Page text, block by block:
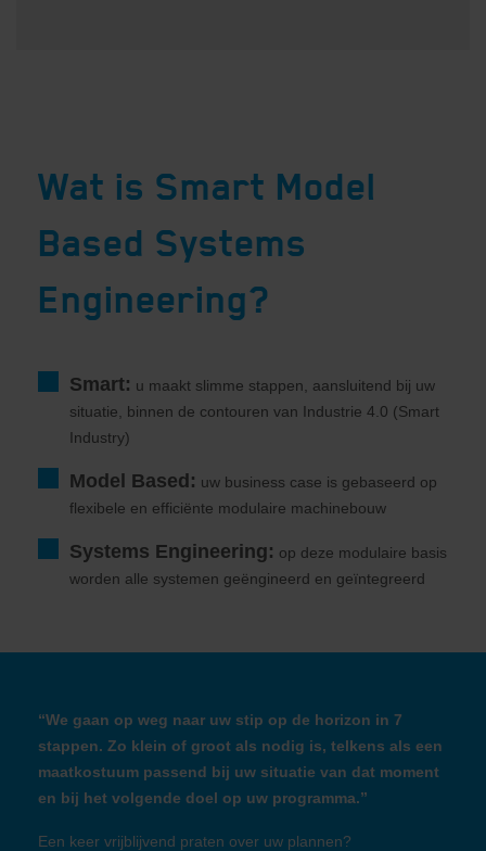
“We gaan op weg naar uw stip op de horizon in 7
stappen. Zo klein of groot als nodig is, telkens als een
maatkostuum passend bij uw situatie van dat moment
en bij het volgende doel op uw programma.”
Een keer vrijblijvend praten over uw plannen?
Wat is Smart Model
Based Systems
Engineering?
Smart: u maakt slimme stappen, aansluitend bij uw
situatie, binnen de contouren van Industrie 4.0 (Smart
Industry)
Model Based: uw business case is gebaseerd op
flexibele en efficiënte modulaire machinebouw
Systems Engineering: op deze modulaire basis
worden alle systemen geëngineerd en geïntegreerd